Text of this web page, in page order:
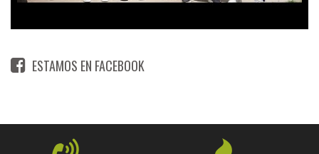
ESTAMOS EN FACEBOOK